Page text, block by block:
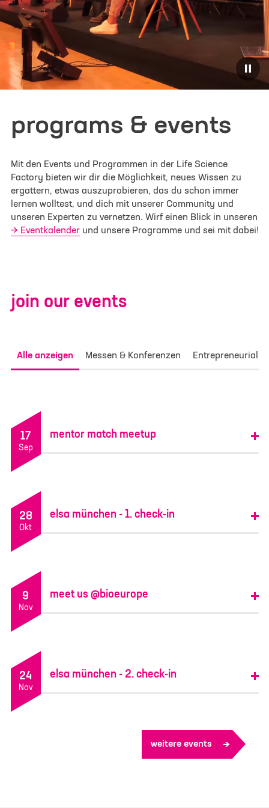
programs & events
Mit den Events und Programmen in der Life Science
Factory bieten wir dir die Möglichkeit, neues Wissen zu
ergattern, etwas auszuprobieren, das du schon immer
lernen wolltest, und dich mit unserer Community und
unseren Experten zu vernetzen. Wirf einen Blick in unseren
Eventkalenderund unsere Programme und sei mit dabei!
join our events
Alle anzeigen Messen & Konferenzen Entrepreneurial
17
Sep
mentor match meetup
28
Okt
elsa münchen - 1. check-in
9
Nov
meet us @bioeurope
24
Nov
elsa münchen - 2. check-in
weitere events
Ja, ich möchte von der Life Science Factory
Marketinginformationen auf Basis meiner
persönlichen Interessen erhalten und erteile die
hier im Detail beschriebene Einwilligung
zur Kontaktaufnahme und für Rückfragen
gespeichert werden.
Bitte beachte: Die Bestätigung kann einen Moment
dauern. Vielen Dank für deine Geduld! Falls es zu
Problemen bei der Anmeldung kommt, meldet euch
gern an unter info@lifescience-factory.com.
kontaktformular
Vorname
Telefon